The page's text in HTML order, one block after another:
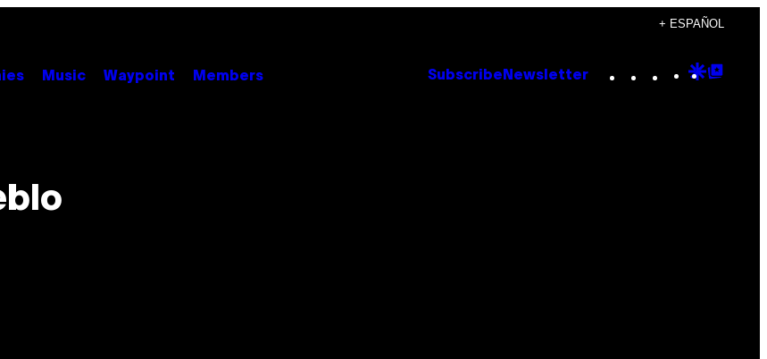
+ ESPAÑOL
Music Waypoint Members Subscribe Newsletter Instagram
TikTok
YouTube
Google